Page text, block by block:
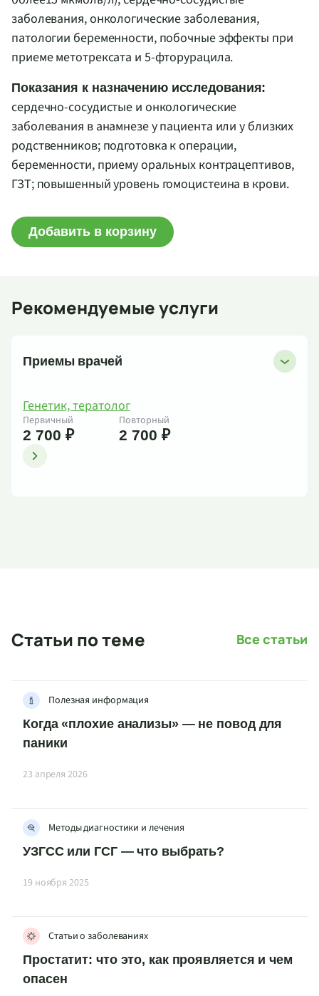
заболевания, онкологические заболевания,
патологии беременности, побочные эффекты при
приеме метотрексата и 5-фторурацила.
Показания к назначению исследования:
сердечно-сосудистые и онкологические
заболевания в анамнезе у пациента или у близких
родственников; подготовка к операции,
беременности, приему оральных контрацептивов,
ГЗТ; повышенный уровень гомоцистеина в крови.
Добавить в корзину
Рекомендуемые услуги
Приемы врачей
Генетик, тератолог
Первичный
2 700 ₽
Повторный
2 700 ₽
Статьи по теме Все статьи
Полезная информация
Когда «плохие анализы» — не повод для
паники
23 апреля 2026
Методы диагностики и лечения
УЗГСС или ГСГ — что выбрать?
19 ноября 2025
Статьи о заболеваниях
Простатит: что это, как проявляется и чем
опасен